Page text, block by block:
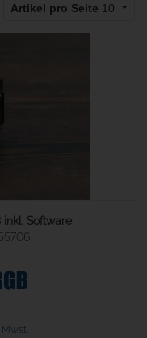
Artikel pro Seite 10
inkl. Software
Mwst.